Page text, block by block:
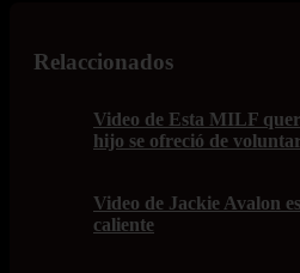
Relaccionados
Video de Esta MILF
hijo se ofreció de
Video de Jackie Avalon
caliente